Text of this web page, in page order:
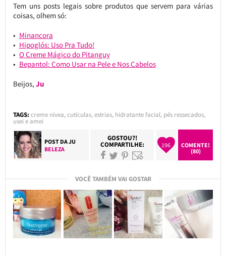
Tem uns posts legais sobre produtos que servem para várias
coisas, olhem só:
Minancora
Hipoglós: Uso Pra Tudo!
O Creme Mágico do Pitanguy
Bepantol: Como Usar na Pele e Nos Cabelos
Beijos, Ju
TAGS: creme nívea,cutículas,estrias, hidratante facial, pés ressecados,
usei e amei
POST DAJU
BELEZA
GOSTOU?!
COMPARTILHE: 196
COMENTE!
(80)
VOCÊ TAMBÉM VAI GOSTAR